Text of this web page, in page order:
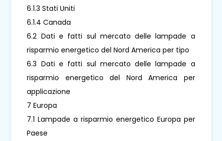
6.1.3 Stati Uniti
6.1.4 Canada
6.2 Dati e fatti sul mercato delle lampade a
risparmio energetico del Nord America per tipo
6.3 Dati e fatti sul mercato delle lampade a
risparmio energetico del Nord America per
applicazione
7 Europa
7.1 Lampade a risparmio energetico Europa per
Paese